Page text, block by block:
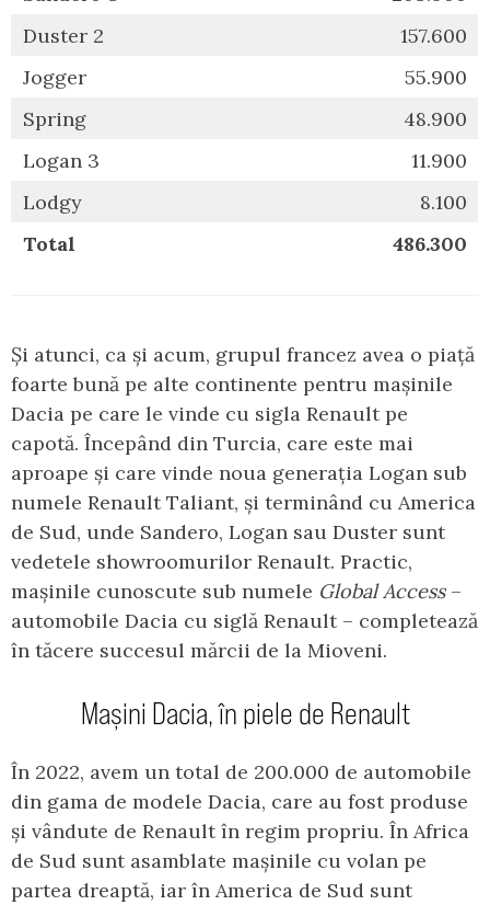
Duster 2
157.600
Jogger
55.900
Spring
48.900
Logan 3
11.900
Lodgy
8.100
Total
486.300
Și atunci, ca și acum, grupul francez avea o piață
foarte bună pe alte continente pentru mașinile
Dacia pe care le vinde cu sigla Renault pe
capotă. Începând din Turcia, care este mai
aproape și care vinde noua generația Logan sub
numele Renault Taliant, și terminând cu America
de Sud, unde Sandero, Logan sau Duster sunt
vedetele showroomurilor Renault. Practic,
mașinile cunoscute sub numele Global Access–
automobile Dacia cu siglă Renault – completează
în tăcere succesul mărcii de la Mioveni.
Mașini Dacia, în piele de Renault
În 2022, avem un total de 200.000 de automobile
din gama de modele Dacia, care au fost produse
și vândute de Renault în regim propriu. În Africa
de Sud sunt asamblate mașinile cu volan pe
partea dreaptă, iar în America de Sud sunt